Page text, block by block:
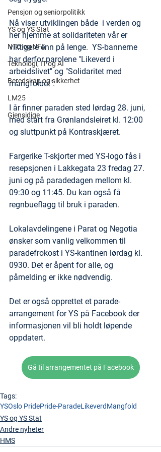
Pensjon og seniorpolitikk
YS og YS Stat
NTO og UFE
Teknologi, IT og AI
Beredskap og sikkerhet
LM25
Gjensidige
Nå viser utviklingen både  i verden og
her hjemme at solidariteten vår er
viktigere enn på lenge.  YS-bannerne
har derfor parolene "Likeverd i
arbeidslivet" og "Solidaritet med
mangfoldet".
I år finner paraden sted lørdag 28. juni,
med start fra Grønlandsleiret kl. 12:00
og sluttpunkt på Kontraskjæret.
Fargerike T-skjorter med YS-logo fås i
resepsjonen i Lakkegata 23 fredag 27.
juni og på paradedagen mellom kl.
09:30 og 11:45. Du kan også få
regnbueflagg til bruk i paraden.
Lokalavdelingene i Parat og Negotia
ønsker som vanlig velkommen til
paradefrokost i YS-kantinen lørdag kl.
0930. Det er åpent for alle, og
påmelding er ikke nødvendig.
Det er også opprettet et parade-
arrangement for YS på Facebook der
informasjonen vil bli holdt løpende
oppdatert.
Gå til arrangementet på Facebook
Tags:
YSOslo PridePride-ParadeLikeverdMangfold
YS og YS Stat
Andre nyheter
HMS